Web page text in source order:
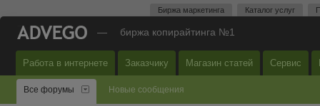
Биржа маркетинга Каталог услуг
— биржа копирайтинга №1
Работа в интернете Заказчику Магазин статей Сервис
Все форумы Новые сообщения